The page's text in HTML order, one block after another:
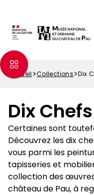
contenu
principal
Fil
Accueil Collections Dix
Dix
Certaines sont
Découvrez les dix
vous parmi les
tapisseries et
collection des
château de Pau, à